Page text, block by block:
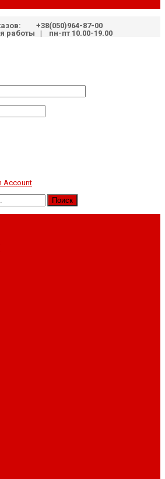
+38(050)964-87-00
работы | пн-пт 10.00-19.00
Account
Поиск